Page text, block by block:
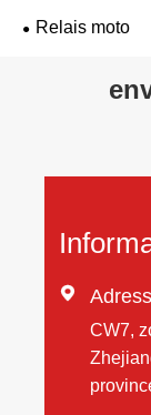
Relais moto

CW7,